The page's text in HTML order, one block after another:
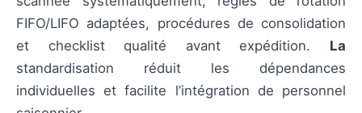
FIFO/LIFO adaptées, procédures de consolidation
et checklist qualité avant expédition. La
standardisation réduit les dépendances
individuelles et facilite l’intégration de personnel